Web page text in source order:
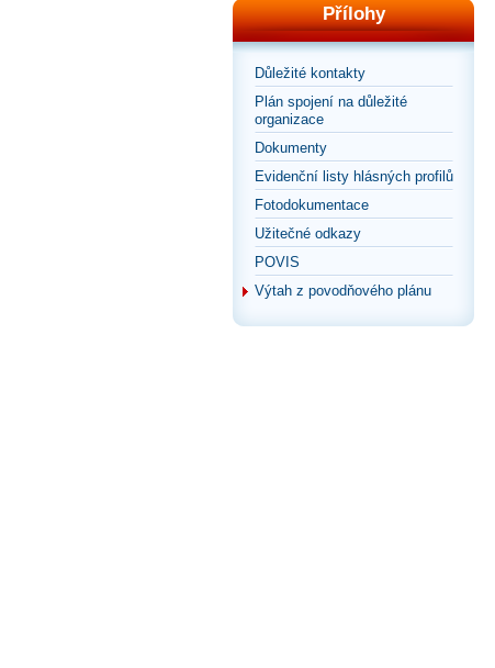
Přílohy
Důležité kontakty
Plán spojení na důležité
organizace
Dokumenty
Evidenční listy hlásných profilů
Fotodokumentace
Užitečné odkazy
POVIS
Výtah z povodňového plánu